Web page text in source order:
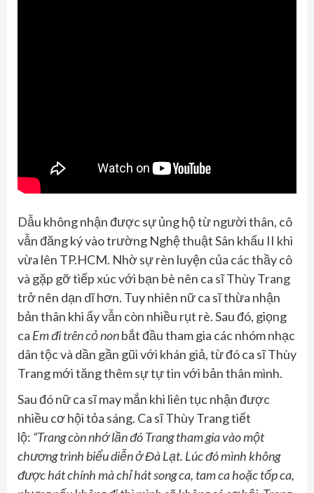
Dẫu không nhận được sự ủng hộ từ người thân, cô
vẫn đăng ký vào trường Nghệ thuật Sân khấu II khi
vừa lên TP.HCM. Nhờ sự rèn luyện của các thầy cô
và gặp gỡ tiếp xúc với bạn bè nên ca sĩ Thùy Trang
trở nên dạn dĩ hơn. Tuy nhiên nữ ca sĩ thừa nhận
bản thân khi ấy vẫn còn nhiều rụt rè. Sau đó, giọng
ca Em đi trên cỏ nonbắt đầu tham gia các nhóm nhạc
dân tộc và dần gần gũi với khán giả, từ đó ca sĩ Thùy
Trang mới tăng thêm sự tự tin với bản thân mình.
Sau đó nữ ca sĩ may mắn khi liên tục nhận được
nhiều cơ hội tỏa sáng. Ca sĩ Thùy Trang tiết
lộ: “Trang còn nhớ lần đó Trang tham gia vào một
chương trình biểu diễn ở Đà Lạt. Lúc đó mình không
được hát chính mà chỉ hát song ca, tam ca hoặc tốp ca,